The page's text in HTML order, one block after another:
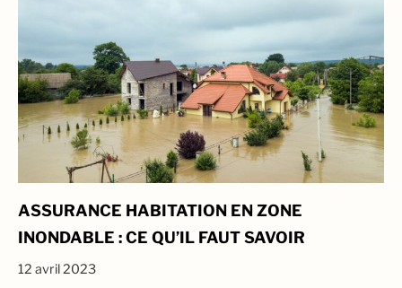
ASSURANCE HABITATION EN ZONE
INONDABLE : CE QU’IL FAUT SAVOIR
12 avril 2023